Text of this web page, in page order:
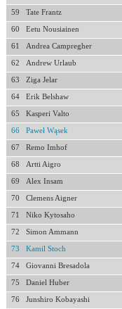
59 Tate Frantz
60 Eetu Nousiainen
61 Andrea Campregher
62 Andrew Urlaub
63 Ziga Jelar
64 Erik Belshaw
65 Kasperi Valto
66 Paweł Wąsek
67 Remo Imhof
68 Artti Aigro
69 Alex Insam
70 Clemens Aigner
71 Niko Kytosaho
72 Simon Ammann
73 Kamil Stoch
74 Giovanni Bresadola
75 Daniel Huber
76 Junshiro Kobayashi